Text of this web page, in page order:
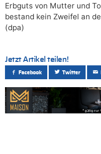
Erbguts von Mutter und
bestand kein Zweifel an
(dpa)
Jetzt Artikel teilen!
Facebook Twitter